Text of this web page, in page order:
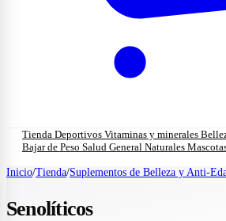
Tienda Deportivos Vitaminas y minerales
Bajar de Peso Salud General Naturales
Inicio/Tienda/Suplementos de Belleza y Anti-
Senolíticos